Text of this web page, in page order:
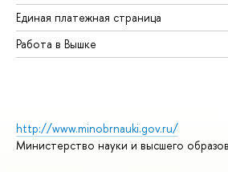
Единая платежная страница
Работа в Вышке
http://www.minobrnauki.gov.ru/
Министерство науки и высшего